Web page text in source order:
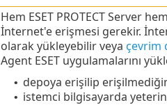
Hem ESET PROTECT Server
İnternet'e erişmesi gerekir.
olarak yükleyebilir veya çevrim
Agent ESET uygulamalarını
• depoya erişilip
• istemci bilgisayarda